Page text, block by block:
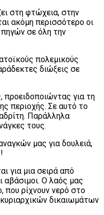
στη φτώχεια, στην
ακόμη περισσότερο οι
σε όλη την
πολεμικούς
διώξεις σε
προειδοποιώντας για τη
περιοχής. Σε αυτό το
Παράλληλα
τους.
μας για δουλειά,
για μια σειρά από
αβάσιμοι. Ο λαός μας
που ρίχνουν νερό στο
δικαιωμάτων